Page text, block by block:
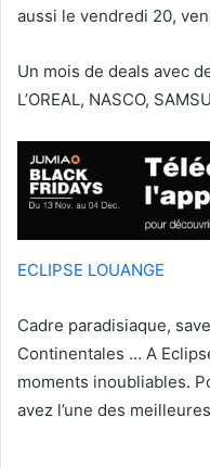
aussi le vendredi 20,
Un mois de deals avec
L’OREAL, NASCO,
ECLIPSE LOUANGE
Cadre paradisiaque,
Continentales … A
moments inoubliables.
avez l’une des